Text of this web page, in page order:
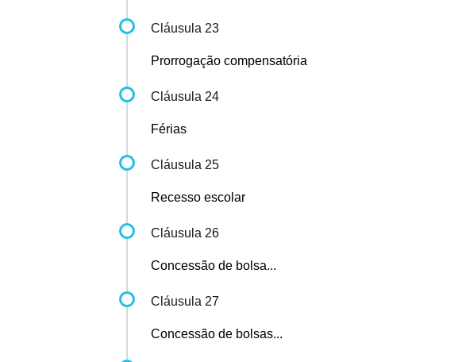
Cláusula 23
Prorrogação compensatória
Cláusula 24
Férias
Cláusula 25
Recesso escolar
Cláusula 26
Concessão de bolsa...
Cláusula 27
Concessão de bolsas...